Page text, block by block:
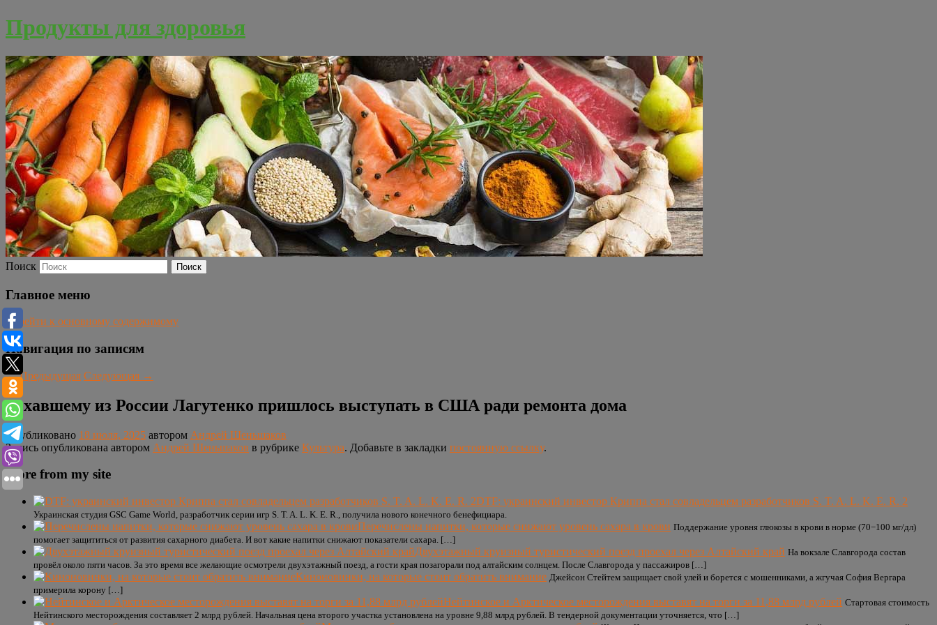
Продукты для здоровья
Поиск
Главное меню
Перейти к основному содержимому
Навигация по записям
←Предыдущая Следующая →
Уехавшему из России Лагутенко пришлось выступать в США ради ремонта дома
Опубликовано 18 июля, 2025 автором Андрей Шеньшаков
Запись опубликована автором Андрей Шеньшаков в рубрике Культура. Добавьте в закладки постоянную ссылку.
More from my site
DTF: украинский инвестор Криппа стал совладельцем разработчиков S. T. A. L. K. E. R. 2
Украинская студия GSC Game World, разработчик серии игр S. T. A. L. K. E. R., получила нового конечного бенефициара.
Перечислены напитки, которые снижают уровень сахара в крови Поддержание уровня глюкозы в крови в норме (70−100 мг/дл)
помогает защититься от развития сахарного диабета. И вот какие напитки снижают показатели сахара. […]
Двухэтажный круизный туристический поезд проехал через Алтайский край На вокзале Славгорода состав
провёл около пяти часов. За это время все желающие осмотрели двухэтажный поезд, а гости края позагорали под алтайским солнцем. После Славгорода у пассажиров […]
Киноновинки, на которые стоит обратить внимание Джейсон Стейтем защищает свой улей и борется с мошенниками, а жгучая София Вергара
примерила корону […]
Нейтинское и Арктическое месторождения выставят на торги за 11,88 млрд рублей Стартовая стоимость
Нейтинского месторождения составляет 2 млрд рублей. Начальная цена второго участка установлена на уровне 9,88 млрд рублей. В тендерной документации уточняется, что […]